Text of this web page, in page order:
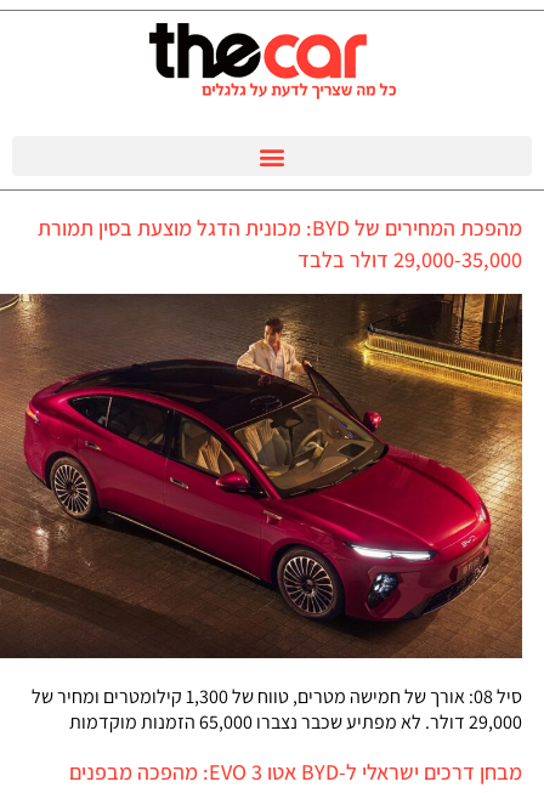
מהפכת המחירים של BYD: מכונית הדגל מוצעת בסין תמורת
29,000-35,000 דולר בלבד
סיל 08: אורך של חמישה מטרים, טווח של 1,300 קילומטרים ומחיר של
29,000 דולר. לא מפתיע שכבר נצברו 65,000 הזמנות מוקדמות
מבחן דרכים ישראלי ל-BYD אטו 3 EVO: מהפכה מבפנים